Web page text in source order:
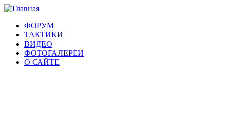
ФОРУМ
ТАКТИКИ
ВИДЕО
ФОТОГАЛЕРЕИ
О САЙТЕ